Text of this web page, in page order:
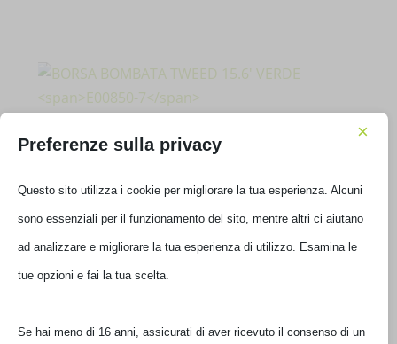
E00850-7
€55,00 IVA inclusa
Preferenze sulla privacy
×
Questo sito utilizza i cookie per migliorare la tua esperienza. Alcuni
sono essenziali per il funzionamento del sito, mentre altri ci aiutano
ad analizzare e migliorare la tua esperienza di utilizzo. Esamina le
tue opzioni e fai la tua scelta.
Se hai meno di 16 anni, assicurati di aver ricevuto il consenso di un